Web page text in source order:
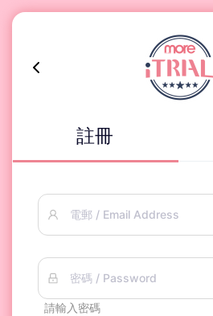
註冊
電郵 / Email Address
密碼 / Password
請輸入密碼